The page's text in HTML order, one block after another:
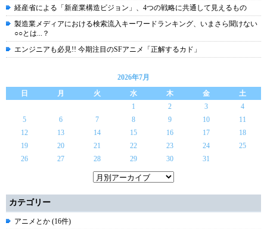
経産省による「新産業構造ビジョン」、4つの戦略に共通して見えるもの
製造業メディアにおける検索流入キーワードランキング、いまさら聞けない
○○とは...？
エンジニアも必見!! 今期注目のSFアニメ「正解するカド」
2026年7月
日
月 火 水 木 金
土
1
2 3
4
5
6 7 8 9 10
11
12
13 14 15 16 17
18
19
20 21 22 23 24
25
26
27 28 29 30 31
カテゴリー
アニメとか (16件)